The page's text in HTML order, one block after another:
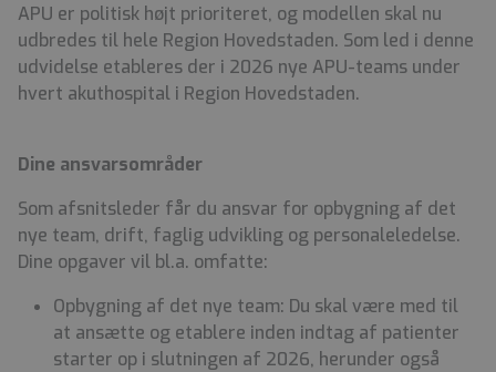
APU er politisk højt prioriteret, og modellen skal nu
udbredes til hele Region Hovedstaden. Som led i denne
udvidelse etableres der i 2026 nye APU-teams under
hvert akuthospital i Region Hovedstaden.
Dine ansvarsområder
Som afsnitsleder får du ansvar for opbygning af det
nye team, drift, faglig udvikling og personaleledelse.
Dine opgaver vil bl.a. omfatte:
Opbygning af det nye team: Du skal være med til
at ansætte og etablere inden indtag af patienter
starter op i slutningen af 2026, herunder også